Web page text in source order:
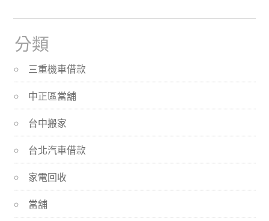
分類
三重機車借款
中正區當舖
台中搬家
台北汽車借款
家電回收
當舖